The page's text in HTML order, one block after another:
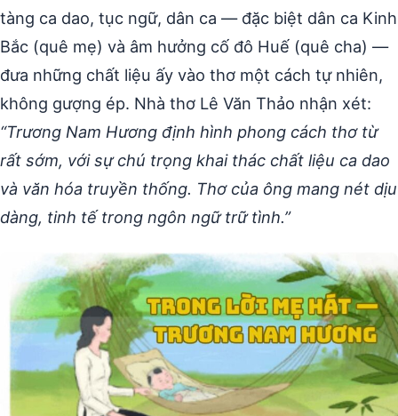
tàng ca dao, tục ngữ, dân ca — đặc biệt dân ca Kinh
Bắc (quê mẹ) và âm hưởng cố đô Huế (quê cha) —
đưa những chất liệu ấy vào thơ một cách tự nhiên,
không gượng ép. Nhà thơ Lê Văn Thảo nhận xét:
“Trương Nam Hương định hình phong cách thơ từ
rất sớm, với sự chú trọng khai thác chất liệu ca dao
và văn hóa truyền thống. Thơ của ông mang nét dịu
dàng, tinh tế trong ngôn ngữ trữ tình.”